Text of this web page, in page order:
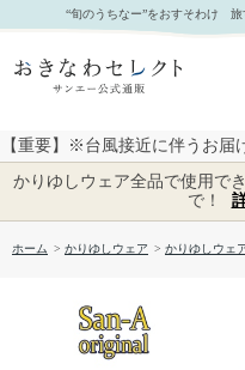
【送料無料】しゅり花たより かりゆしウ
通販
“旬のうちなー”をおすそわけ
【重要】※台風接近に伴うお届
かりゆしウェア全品で使用で
で！
ホーム > かりゆしウェア > かりゆしウェ